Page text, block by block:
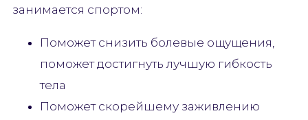
занимается спортом:
Поможет снизить болевые ощущения,
поможет достигнуть лучшую гибкость
тела
Поможет скорейшему заживлению